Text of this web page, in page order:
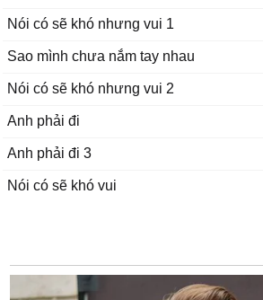
Nói có sẽ khó nhưng vui 1
Sao mình chưa nắm tay nhau
Nói có sẽ khó nhưng vui 2
Anh phải đi
Anh phải đi 3
Nói có sẽ khó vui